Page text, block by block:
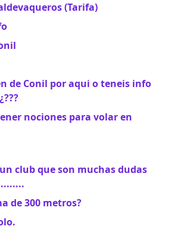
(Tarifa)
de Conil por aqui o teneis info
nociones para volar en
club que son muchas dudas
de 300 metros?